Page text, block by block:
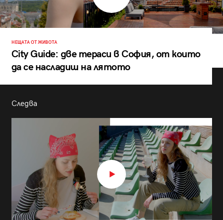
НЕЩАТА ОТ ЖИВОТА
City Guide: две тераси в София, от които
да се насладиш на лятото
Следва